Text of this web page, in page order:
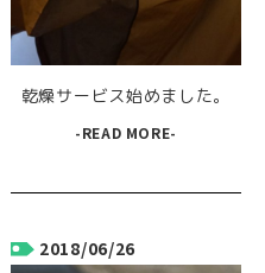
乾燥サービス始めました。
-READ MORE-
2018/06/26